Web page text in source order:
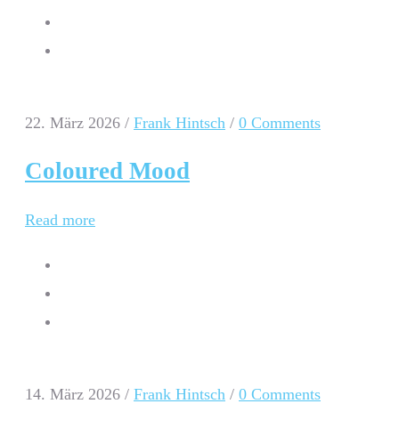
22. März 2026 / Frank Hintsch / 0 Comments
Coloured Mood
Read more
14. März 2026 / Frank Hintsch / 0 Comments